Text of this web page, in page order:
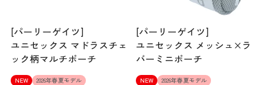
[パーリーゲイツ]
ユニセックス マドラスチェ
ック柄マルチポーチ
NEW 2026年春夏モデル
[パーリーゲイツ]
ユニセックス メッシュ×ラ
バーミニポーチ
NEW 2026年春夏モデル